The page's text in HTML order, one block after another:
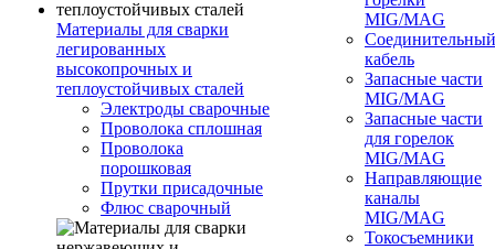
Материалы для сварки
легированных
высокопрочных и
теплоустойчивых сталей
Электроды сварочные
Проволока сплошная
Проволока
порошковая
Прутки присадочные
Флюс сварочный
MIG/MAG
Соединительный
кабель
Запасные части
MIG/MAG
Запасные части
для горелок
MIG/MAG
Направляющие
каналы
MIG/MAG
Токосъемники